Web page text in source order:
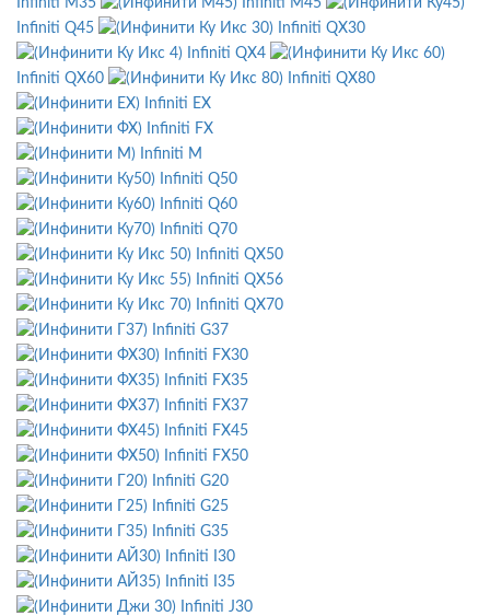
Infiniti M35
Infiniti M45
Infiniti Q45
Infiniti QX30
Infiniti QX4
Infiniti QX60
Infiniti QX80
Infiniti EX
Infiniti FX
Infiniti M
Infiniti Q50
Infiniti Q60
Infiniti Q70
Infiniti QX50
Infiniti QX56
Infiniti QX70
Infiniti G37
Infiniti FX30
Infiniti FX35
Infiniti FX37
Infiniti FX45
Infiniti FX50
Infiniti G20
Infiniti G25
Infiniti G35
Infiniti I30
Infiniti I35
Infiniti J30